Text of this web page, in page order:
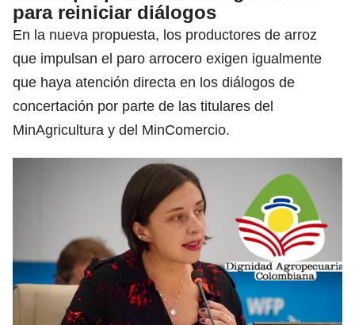
para reiniciar diálogos
En la nueva propuesta, los productores de arroz
que impulsan el paro arrocero exigen igualmente
que haya atención directa en los diálogos de
concertación por parte de las titulares del
MinAgricultura y del MinComercio.